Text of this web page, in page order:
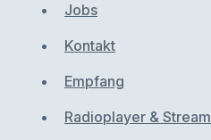
Jobs
Kontakt
Empfang
Radioplayer & Stream